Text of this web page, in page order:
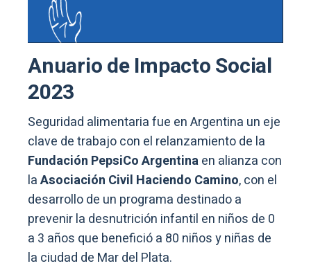
Anuario de Impacto Social
2023
Seguridad alimentaria fue en Argentina un eje
clave de trabajo con el relanzamiento de la
Fundación PepsiCo Argentinaen alianza con
laAsociación Civil Haciendo Camino, con el
desarrollo de un programa destinado a
prevenir la desnutrición infantil en niños de 0
a 3 años que benefició a 80 niños y niñas de
la ciudad de Mar del Plata.